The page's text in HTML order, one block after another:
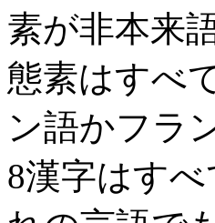
素が非本来
態素はすべ
ン語かフラ
8漢字はす